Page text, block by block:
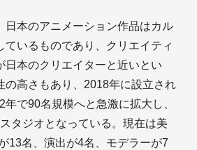
日本のアニメーション作品はカル
ているものであり、クリエイティ
日本のクリエイターと近いとい
の高さもあり、2018年に設立され
で90名規模へと急激に拡大し、
タジオとなっている。現在は美
13名、演出が4名、モデラーが7